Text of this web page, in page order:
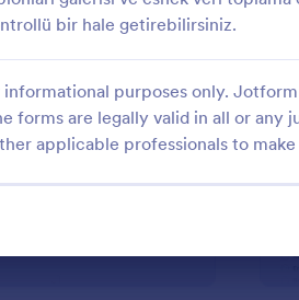
bir hale getirebilirsiniz.
purposes only.
forms are legally valid in all or any
applicable professionals to
Önizleme: Araç Tanıma